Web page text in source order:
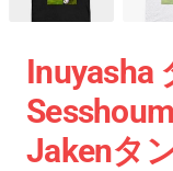
Inuyasha
Jakenタ